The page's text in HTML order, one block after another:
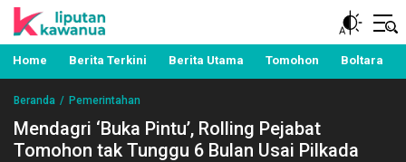
Liputan Kawanua
Berita Manado, Sulawesi Utara, Kawanua, Politik,
Pemerintahan, Hukum Kriminal dan Nasional
Home Berita Terkini Berita Utama Tomohon Boltara
Beranda Pemerintahan
Mendagri ‘Buka Pintu’, Rolling Pejabat
Tomohon tak Tunggu 6 Bulan Usai Pilkada